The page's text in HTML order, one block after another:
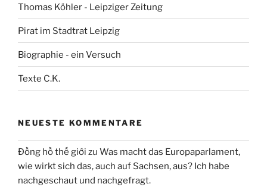
Thomas Köhler - Leipziger Zeitung
Pirat im Stadtrat Leipzig
Biographie - ein Versuch
Texte C.K.
NEUESTE KOMMENTARE
Đồng hồ thế giới zu Was macht das Europaparlament,
wie wirkt sich das, auch auf Sachsen, aus? Ich habe
nachgeschaut und nachgefragt.